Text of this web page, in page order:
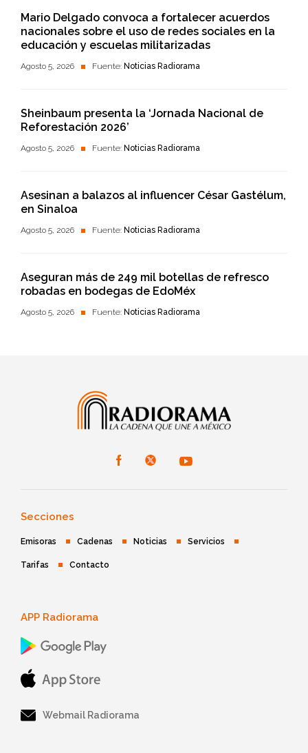
Mario Delgado convoca a fortalecer acuerdos
nacionales sobre el uso de redes sociales en la
educación y escuelas militarizadas
Agosto 5, 2026 Fuente: Noticias Radiorama
Sheinbaum presenta la ‘Jornada Nacional de
Reforestación 2026’
Agosto 5, 2026 Fuente: Noticias Radiorama
Asesinan a balazos al influencer César Gastélum,
en Sinaloa
Agosto 5, 2026 Fuente: Noticias Radiorama
Aseguran más de 249 mil botellas de refresco
robadas en bodegas de EdoMéx
Agosto 5, 2026 Fuente: Noticias Radiorama
Secciones
Emisoras Cadenas Noticias Servicios
Tarifas Contacto
APP Radiorama
Webmail Radiorama